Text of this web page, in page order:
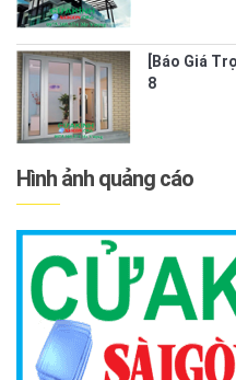
[Báo Giá
8
Hình ảnh quảng cáo